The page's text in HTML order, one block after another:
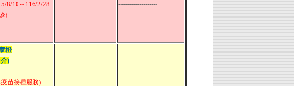
8/10～116/2/28
)
--------------------
橙
)
苗接種服務)